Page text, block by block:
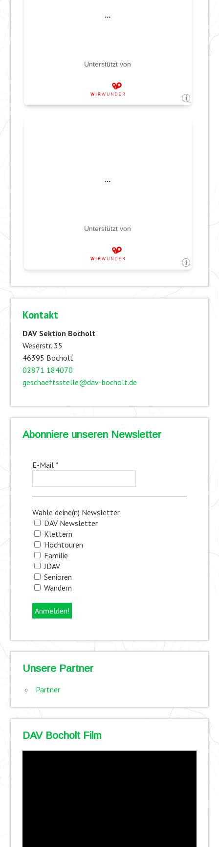
Kontakt
DAV Sektion Bocholt
Weserstr. 35
46395 Bocholt
02871 184070
geschaeftsstelle@dav-bocholt.de
Abonniere unseren Newsletter
E-Mail *
Wähle deine(n) Newsletter:
DAV Newsletter
Klettern
Hochtouren
Familie
JDAV
Senioren
Wandern
Unsere Partner
Partner
DAV Bocholt Film